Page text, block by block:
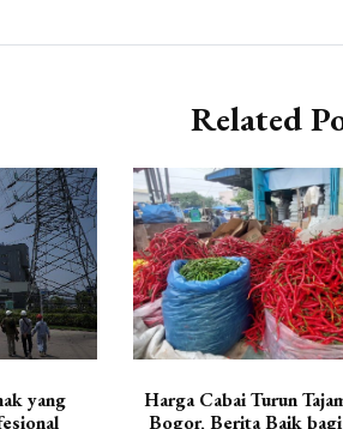
Related
yang
Harga Cabai Turun
Bogor, Berita Baik